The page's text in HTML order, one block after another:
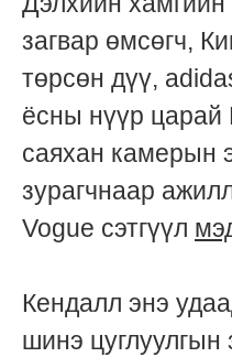
загвар өмсөгч,
төрсөн дүү,
ёсны нүүр
саяхан камерын
зурагчнаар
Vogue сэтгүүл
Кендалл энэ
шинэ цуглуулгын